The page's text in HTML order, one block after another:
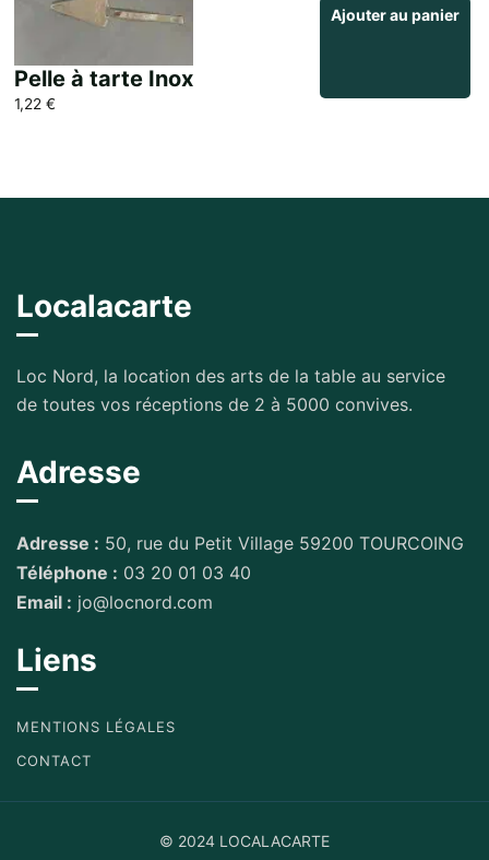
Pelle à tarte Inox
1,22 €
Ajouter au panier
Localacarte
Loc Nord, la location des arts de la table au service
de toutes vos réceptions de 2 à 5000 convives.
Adresse
Adresse : 50, rue du Petit Village 59200 TOURCOING
Téléphone : 03 20 01 03 40
Email : jo@locnord.com
Liens
MENTIONS LÉGALES
CONTACT
© 2024 LOCALACARTE